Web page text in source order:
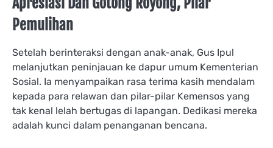
Pemulihan
Setelah berinteraksi dengan anak-anak, Gus Ipul
melanjutkan peninjauan ke dapur umum Kementerian
Sosial. Ia menyampaikan rasa terima kasih mendalam
kepada para relawan dan pilar-pilar Kemensos yang
tak kenal lelah bertugas di lapangan. Dedikasi mereka
adalah kunci dalam penanganan bencana.